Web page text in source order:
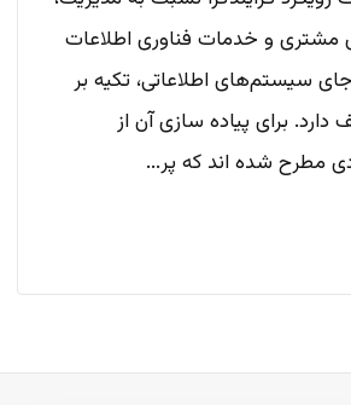
مشتری و خدمات فناوری اطلاعات
سیستم‌های اطلاعاتی، تکیه بر
دارد. برای پیاده سازی آن از
مطرح شده اند که پر...